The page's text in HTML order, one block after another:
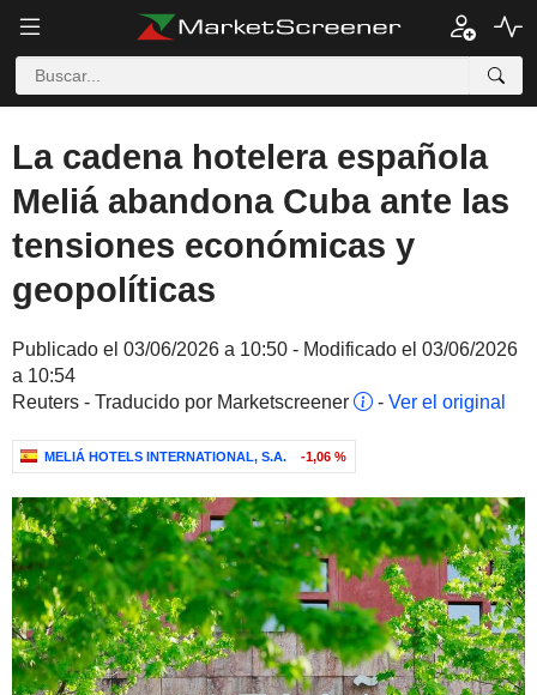
La cadena hotelera española
Meliá abandona Cuba ante las
tensiones económicas y
geopolíticas
Publicado el 03/06/2026 a 10:50 - Modificado el 03/06/2026
a 10:54
Reuters - Traducido por Marketscreener
- Ver el original
MELIÁ HOTELS INTERNATIONAL, S.A. -1,06 %